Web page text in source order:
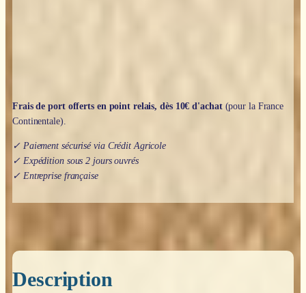
Mélanie
Marquis
Frais de port offerts en point relais, dès 10€ d'achat(pour la France
Continentale).
✓ Paiement sécurisé via Crédit Agricole
✓ Expédition sous 2 jours ouvrés
✓ Entreprise française
Description